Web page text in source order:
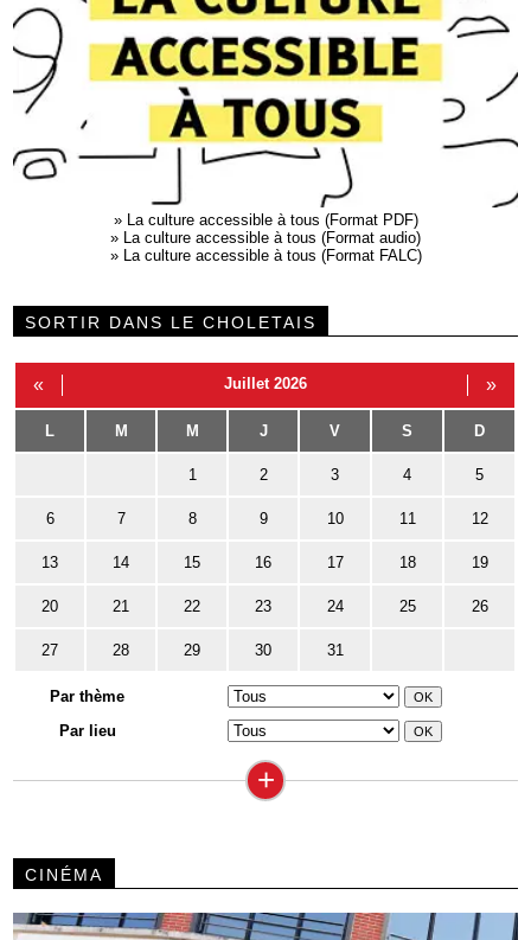
» La culture accessible à tous (Format PDF)
» La culture accessible à tous (Format audio)
» La culture accessible à tous (Format FALC)
SORTIR DANS LE CHOLETAIS
« Juillet 2026 »
L M M J V S D
1 2 3 4 5
6 7 8 9 10 11 12
13 14 15 16 17 18 19
20 21 22 23 24 25 26
27 28 29 30 31
Par thème
Par lieu
+
CINÉMA